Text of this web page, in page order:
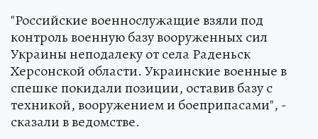
"Российские военнослужащие взяли под
контроль военную базу вооруженных сил
Украины неподалеку от села Раденьск
Херсонской области. Украинские военные в
спешке покидали позиции, оставив базу с
техникой, вооружением и боеприпасами", -
сказали в ведомстве.